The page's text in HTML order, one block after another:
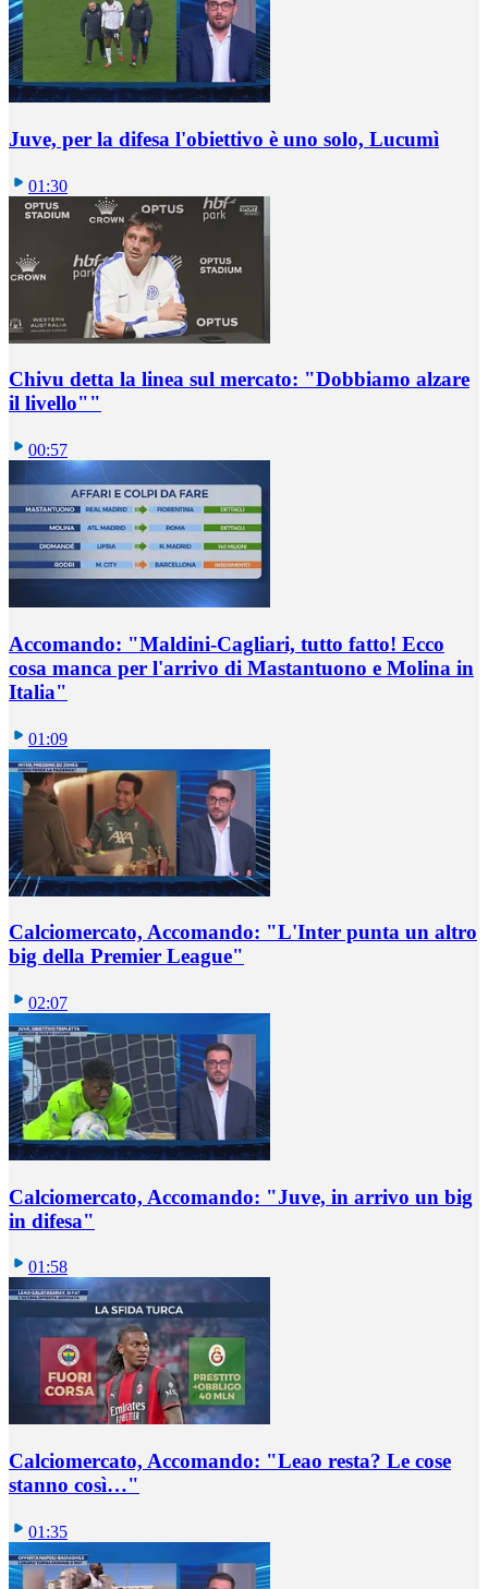
Juve, per la difesa l'obiettivo è uno solo, Lucumì
01:30
Chivu detta la linea sul mercato: "Dobbiamo alzare
il livello""
00:57
Accomando: "Maldini-Cagliari, tutto fatto! Ecco
cosa manca per l'arrivo di Mastantuono e Molina in
Italia"
01:09
Calciomercato, Accomando: "L'Inter punta un altro
big della Premier League"
02:07
Calciomercato, Accomando: "Juve, in arrivo un big
in difesa"
01:58
Calciomercato, Accomando: "Leao resta? Le cose
stanno così…"
01:35